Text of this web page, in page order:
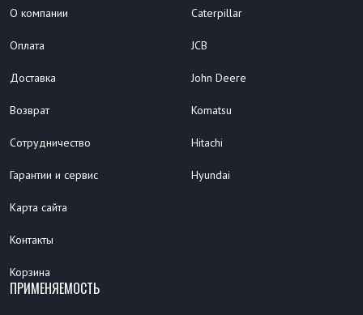
О компании
Оплата
Доставка
Возврат
Сотрудничество
Гарантии и сервис
Карта сайта
Контакты
Корзина
Caterpillar
JCB
John Deere
Komatsu
Hitachi
Hyundai
ПРИМЕНЯЕМОСТЬ